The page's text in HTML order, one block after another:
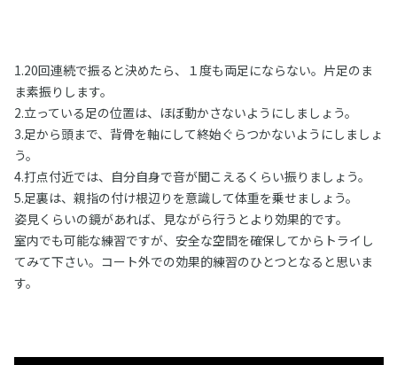
1.20回連続で振ると決めたら、１度も両足にならない。片足のま
ま素振りします。
2.立っている足の位置は、ほぼ動かさないようにしましょう。
3.足から頭まで、背骨を軸にして終始ぐらつかないようにしましょ
う。
4.打点付近では、自分自身で音が聞こえるくらい振りましょう。
5.足裏は、親指の付け根辺りを意識して体重を乗せましょう。
姿見くらいの鏡があれば、見ながら行うとより効果的です。
室内でも可能な練習ですが、安全な空間を確保してからトライし
てみて下さい。コート外での効果的練習のひとつとなると思いま
す。